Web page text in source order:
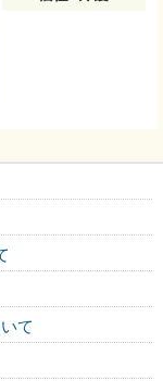
て